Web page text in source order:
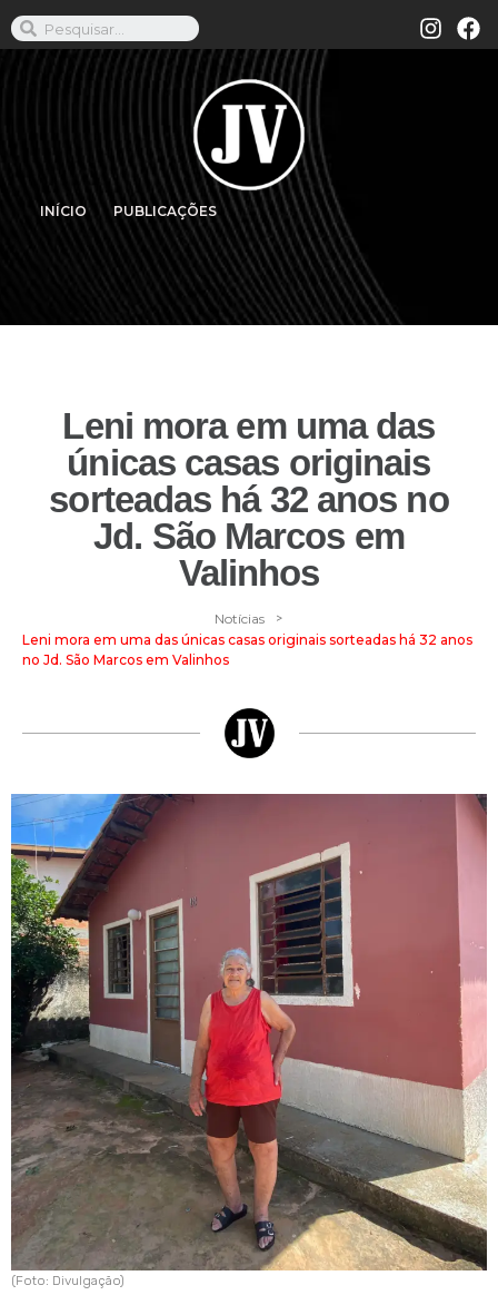
INÍCIO PUBLICAÇÕES
Leni mora em uma das
únicas casas originais
sorteadas há 32 anos no
Jd. São Marcos em
Valinhos
Notícias >
Leni mora em uma das únicas casas originais sorteadas há 32 anos
no Jd. São Marcos em Valinhos
(Foto: Divulgação)